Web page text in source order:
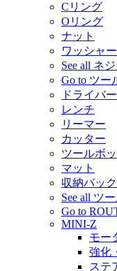
Cリング
Oリング
ナット
ワッシャー
See all ネ
Go to ツー
ドライバー
レンチ
リーマー
カッター
ツールボ
マット
収納バック
See all ツ
Go to
MINI-Z
モー
強化
ステ